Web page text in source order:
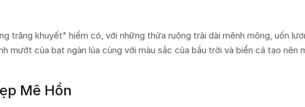
trăng khuyết" hiếm có, với những thửa ruộng trải dài mênh mông, uốn
mướt của bạt ngàn lúa cùng với màu sắc của bầu trời và biển cả tạo nên
Mê Hồn